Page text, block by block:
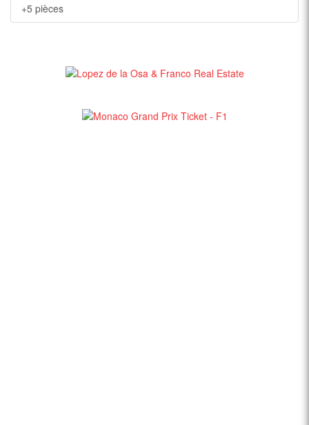
+5 pièces